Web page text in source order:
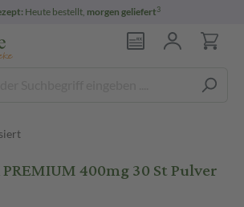
Heute bestellt, morgen geliefert3
400mg 30 St Pulver